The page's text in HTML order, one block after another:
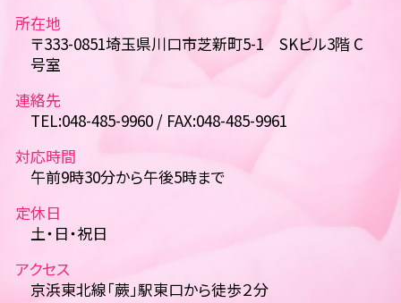
所在地
〒333-0851埼玉県川口市芝新町5-1 SKビル3階 C
号室
連絡先
TEL:048-485-9960 / FAX:048-485-9961
対応時間
午前9時30分から午後5時まで
定休日
土・日・祝日
アクセス
京浜東北線「蕨」駅東口から徒歩２分